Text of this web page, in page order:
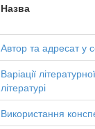
Назва
Автор та адресат у
Варіації
літературі
Використання